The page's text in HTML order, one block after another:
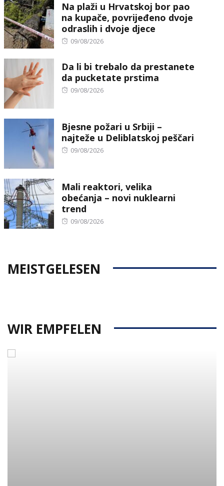
Na plaži u Hrvatskoj bor pao
na kupače, povrijeđeno dvoje
odraslih i dvoje djece
Posted
09/08/2026
Da li bi trebalo da prestanete
da pucketate prstima
Posted
09/08/2026
Bjesne požari u Srbiji –
najteže u Deliblatskoj peščari
Posted
09/08/2026
Mali reaktori, velika
obećanja – novi nuklearni
trend
Posted
09/08/2026
MEISTGELESEN
WIR EMPFELEN